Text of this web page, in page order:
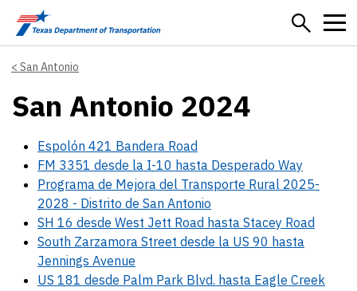
Skip to main content
San Antonio
San Antonio 2024
Espolón 421 Bandera Road
FM 3351 desde la I-10 hasta Desperado Way
Programa de Mejora del Transporte Rural 2025-
2028 - Distrito de San Antonio
SH 16 desde West Jett Road hasta Stacey Road
South Zarzamora Street desde la US 90 hasta
Jennings Avenue
US 181 desde Palm Park Blvd. hasta Eagle Creek